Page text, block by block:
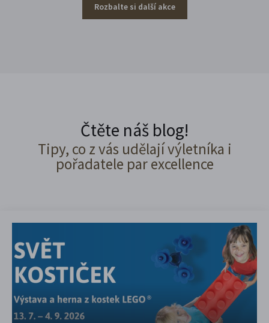
Rozbalte si další akce
Čtěte náš blog!
Tipy, co z vás udělají výletníka i
pořadatele par excellence